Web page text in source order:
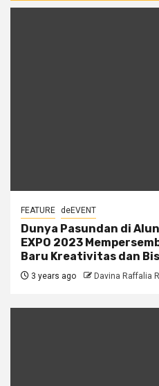
FEATURE deEVENT
Dunya Pasundan di
EXPO 2023
Baru Kreativitas dan
3 years ago Davina Raffalia